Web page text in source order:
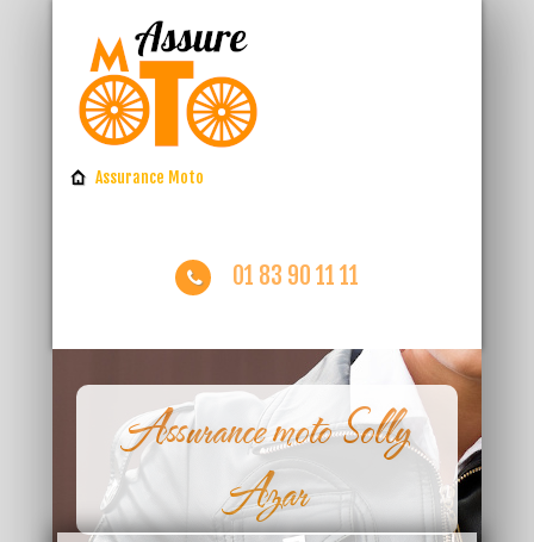
Assurance Moto
01 83 90 11 11
Assurance moto Solly
Azar